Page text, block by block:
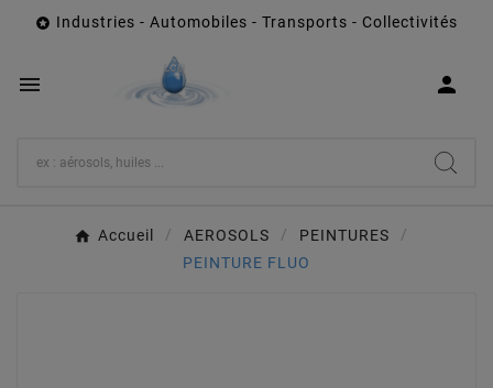
 Industries - Automobiles - Transports - Collectivités
 
Accueil AEROSOLS
PEINTURES
PEINTURE FLUO